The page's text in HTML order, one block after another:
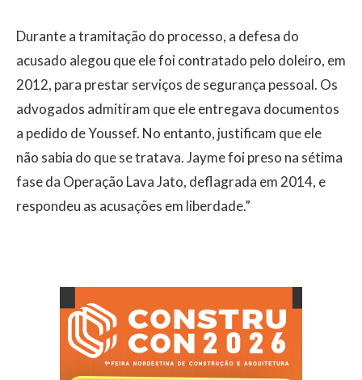
Durante a tramitação do processo, a defesa do
acusado alegou que ele foi contratado pelo doleiro, em
2012, para prestar serviços de segurança pessoal. Os
advogados admitiram que ele entregava documentos
a pedido de Youssef. No entanto, justificam que ele
não sabia do que se tratava. Jayme foi preso na sétima
fase da Operação Lava Jato, deflagrada em 2014, e
respondeu as acusações em liberdade.”